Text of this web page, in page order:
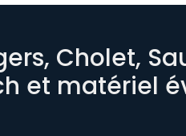
Cholet,
et matériel